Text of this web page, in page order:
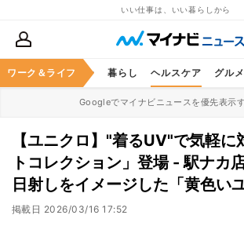
いい仕事は、いい暮らしから
ワーク＆ライフ
ススキル マネー 暮らし ヘルスケア グルメ
Googleでマイナビニュースを優先表示
【ユニクロ】"着るUV"で気軽に
トコレクション」登場 - 駅ナカ
日射しをイメージした「黄色い
掲載日 2026/03/16 17:52